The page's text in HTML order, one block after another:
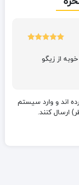
از زیگو
اند و وارد سیستم
ارسال کنند.